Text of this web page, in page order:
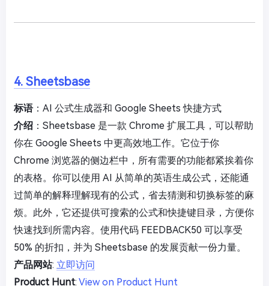
4. Sheetsbase
标语：AI 公式生成器和 Google Sheets 快捷方式
介绍 ：Sheetsbase 是一款 Chrome 扩展工具，可以帮助
你在 Google Sheets 中更高效地工作。它位于你
Chrome 浏览器的侧边栏中，所有需要的功能都紧挨着你
的表格。你可以使用 AI 从简单的英语生成公式，还能通
过简单的解释理解现有的公式，省去猜测和切换标签的麻
烦。此外，它还提供可搜索的公式和快捷键目录，方便你
快速找到所需内容。使用代码 FEEDBACK50 可以享受
50% 的折扣，并为 Sheetsbase 的发展贡献一份力量。
产品网站: 立即访问
Product Hunt: View on Product Hunt